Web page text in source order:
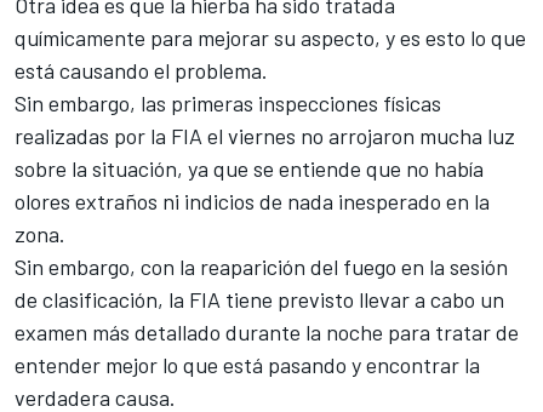
químicamente para mejorar su aspecto, y es esto lo que
está causando el problema.
Sin embargo, las primeras inspecciones físicas
realizadas por la FIA el viernes no arrojaron mucha luz
sobre la situación, ya que se entiende que no había
olores extraños ni indicios de nada inesperado en la
zona.
Sin embargo, con la reaparición del fuego en la sesión
de clasificación, la FIA tiene previsto llevar a cabo un
examen más detallado durante la noche para tratar de
entender mejor lo que está pasando y encontrar la
verdadera causa.